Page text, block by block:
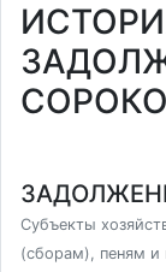
Субъекты
(сборам), пеням и